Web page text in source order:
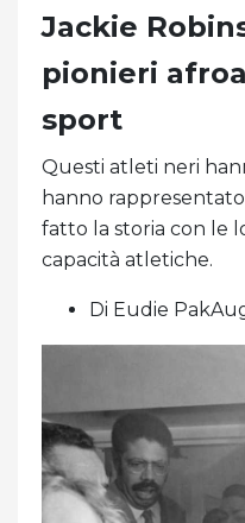
Jackie
pionieri
sport
Questi atleti neri
hanno
fatto la storia con le
capacità atletiche.
Di Eudie